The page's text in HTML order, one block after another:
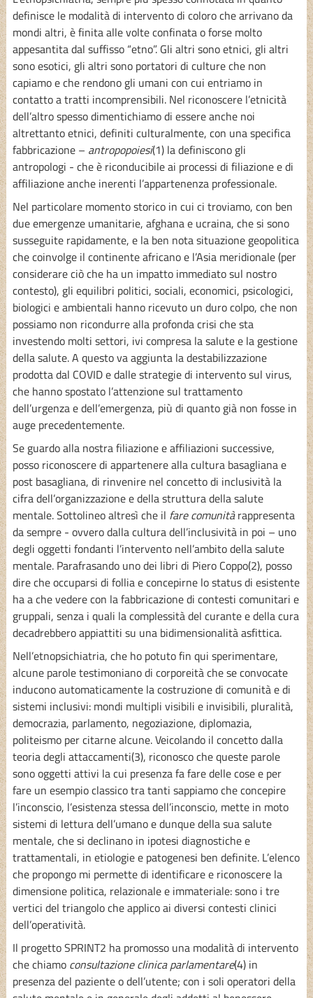
definisce le modalità di intervento di coloro che arrivano da
mondi altri, è finita alle volte confinata o forse molto
appesantita dal suffisso “etno”. Gli altri sono etnici, gli altri
sono esotici, gli altri sono portatori di culture che non
capiamo e che rendono gli umani con cui entriamo in
contatto a tratti incomprensibili. Nel riconoscere l’etnicità
dell’altro spesso dimentichiamo di essere anche noi
altrettanto etnici, definiti culturalmente, con una specifica
fabbricazione – antropopoiesi(1) la definiscono gli
antropologi - che è riconducibile ai processi di filiazione e di
affiliazione anche inerenti l’appartenenza professionale.
Nel particolare momento storico in cui ci troviamo, con ben
due emergenze umanitarie, afghana e ucraina, che si sono
susseguite rapidamente, e la ben nota situazione geopolitica
che coinvolge il continente africano e l’Asia meridionale (per
considerare ciò che ha un impatto immediato sul nostro
contesto), gli equilibri politici, sociali, economici, psicologici,
biologici e ambientali hanno ricevuto un duro colpo, che non
possiamo non ricondurre alla profonda crisi che sta
investendo molti settori, ivi compresa la salute e la gestione
della salute. A questo va aggiunta la destabilizzazione
prodotta dal COVID e dalle strategie di intervento sul virus,
che hanno spostato l’attenzione sul trattamento
dell’urgenza e dell’emergenza, più di quanto già non fosse in
auge precedentemente.
Se guardo alla nostra filiazione e affiliazioni successive,
posso riconoscere di appartenere alla cultura basagliana e
post basagliana, di rinvenire nel concetto di inclusività la
cifra dell’organizzazione e della struttura della salute
mentale. Sottolineo altresì che il fare comunitàrappresenta
da sempre - ovvero dalla cultura dell’inclusività in poi – uno
degli oggetti fondanti l’intervento nell’ambito della salute
mentale. Parafrasando uno dei libri di Piero Coppo(2), posso
dire che occuparsi di follia e concepirne lo status di esistente
ha a che vedere con la fabbricazione di contesti comunitari e
gruppali, senza i quali la complessità del curante e della cura
decadrebbero appiattiti su una bidimensionalità asfittica.
Nell’etnopsichiatria, che ho potuto fin qui sperimentare,
alcune parole testimoniano di corporeità che se convocate
inducono automaticamente la costruzione di comunità e di
sistemi inclusivi: mondi multipli visibili e invisibili, pluralità,
democrazia, parlamento, negoziazione, diplomazia,
politeismo per citarne alcune. Veicolando il concetto dalla
teoria degli attaccamenti(3), riconosco che queste parole
sono oggetti attivi la cui presenza fa fare delle cose e per
fare un esempio classico tra tanti sappiamo che concepire
l’inconscio, l’esistenza stessa dell’inconscio, mette in moto
sistemi di lettura dell’umano e dunque della sua salute
mentale, che si declinano in ipotesi diagnostiche e
trattamentali, in etiologie e patogenesi ben definite. L’elenco
che propongo mi permette di identificare e riconoscere la
dimensione politica, relazionale e immateriale: sono i tre
vertici del triangolo che applico ai diversi contesti clinici
dell’operatività.
Il progetto SPRINT2 ha promosso una modalità di intervento
che chiamo consultazione clinica parlamentare(4) in
presenza del paziente o dell’utente; con i soli operatori della